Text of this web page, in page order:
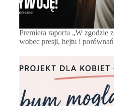
Premiera raportu „W zgodzie
wobec presji, hejtu i